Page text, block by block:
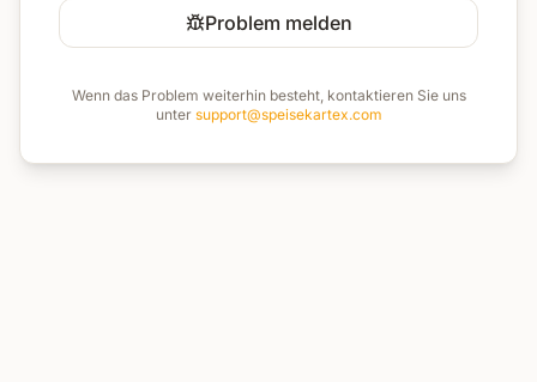
Problem melden
Wenn das Problem weiterhin besteht, kontaktieren Sie uns
unter support@speisekartex.com